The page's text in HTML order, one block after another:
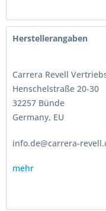
Herstellerangaben
Carrera Revell
Henschelstraße 20-30
32257 Bünde
Germany, EU
info.de@carrera-
mehr